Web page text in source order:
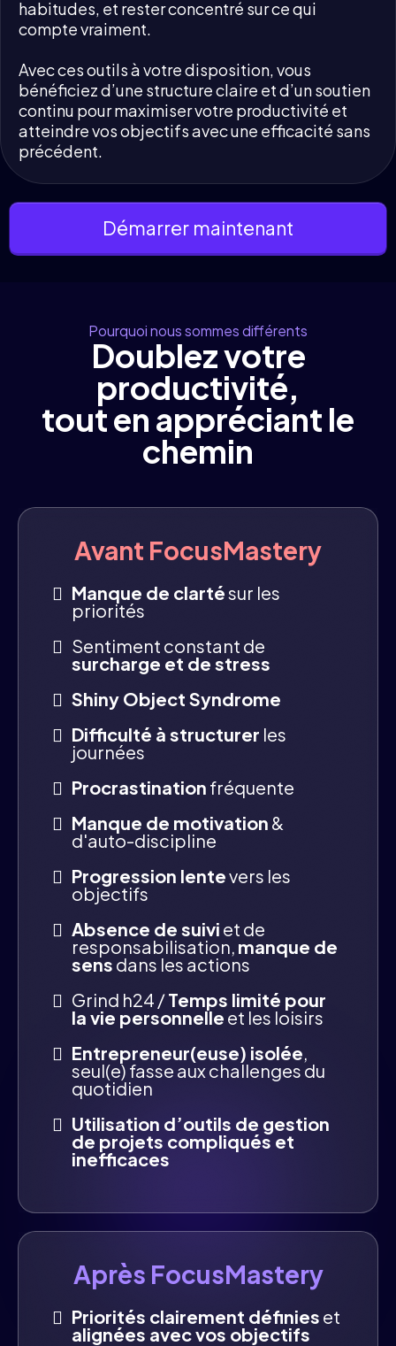
habitudes, et rester concentré sur ce qui
compte vraiment.
Avec ces outils à votre disposition, vous
bénéficiez d’une structure claire et d’un soutien
continu pour maximiser votre productivité et
atteindre vos objectifs avec une efficacité sans
précédent.
Démarrer maintenant
Pourquoi nous sommes différents
Doublez votre
productivité,
tout en appréciant le
chemin
Avant FocusMastery
Manque de clartésur les
priorités
Sentiment constant de
surcharge et de stress
Shiny Object Syndrome
Difficulté à structurer les
journées
Procrastination fréquente
Manque de motivation &
d'auto-discipline
Progression lentevers les
objectifs
Absence de suivi et de
responsabilisation, manque de
sens dans les actions
Grind h24 /Temps limité pour
la vie personnelle et les loisirs
Entrepreneur(euse) isolée,
seul(e) fasse aux challenges du
quotidien
Utilisation d’outils de gestion
de projets compliqués et
inefficaces
Après FocusMastery
Priorités clairement définies et
alignées avec vos objectifs